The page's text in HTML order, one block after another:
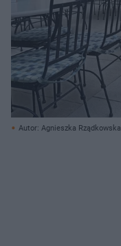
Autor: Agnieszka Rządkowska